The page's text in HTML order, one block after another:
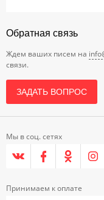
Обратная связь
Ждем ваших писем на
связи.
ЗАДАТЬ ВОПРОС
Мы в соц. сетях
Принимаем к оплате